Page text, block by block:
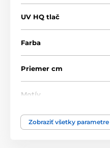
UV HQ tlač
Farba
Priemer cm
Motív
Typ ocenenia
Zobraziť všetky parametre